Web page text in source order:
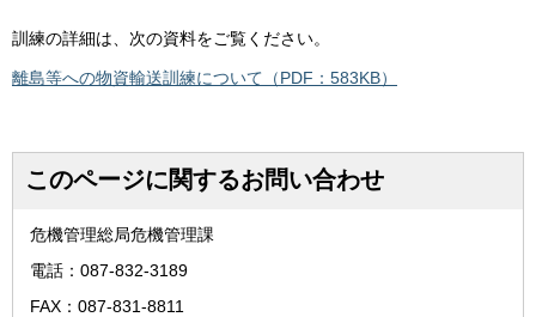
訓練の詳細は、次の資料をご覧ください。
離島等への物資輸送訓練について（PDF：583KB）
このページに関するお問い合わせ
危機管理総局危機管理課
電話：087-832-3189
FAX：087-831-8811